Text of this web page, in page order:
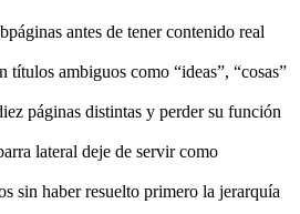
antes de tener contenido real
títulos ambiguos como “ideas”, “cosas”
páginas distintas y perder su función
lateral deje de servir como
sin haber resuelto primero la jerarquía